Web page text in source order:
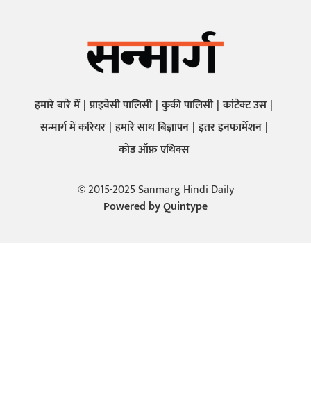
हमारे बारे में प्राइवेसी पालिसी कुकी पालिसी कांटेक्ट उस
सन्मार्ग में करियर हमारे साथ बिज्ञापन इतर इनफार्मेशन
कोड ऑफ़ एथिक्स
© 2015-2025 Sanmarg Hindi Daily
Powered byQuintype